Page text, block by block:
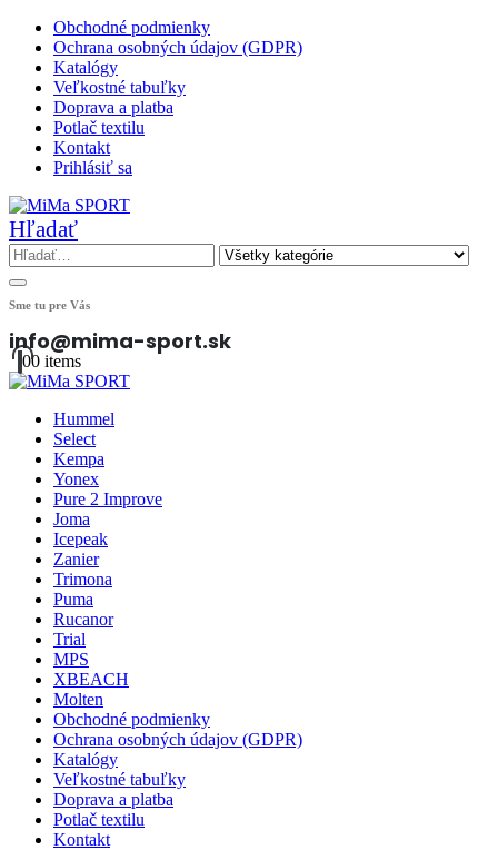
Obchodné podmienky
Ochrana osobných údajov (GDPR)
Katalógy
Veľkostné tabuľky
Doprava a platba
Potlač textilu
Kontakt
Prihlásiť sa
Hľadať
Sme tu pre Vás
info@mima-sport.sk
00 items
Hummel
Select
Kempa
Yonex
Pure 2 Improve
Joma
Icepeak
Zanier
Trimona
Puma
Rucanor
Trial
MPS
XBEACH
Molten
Obchodné podmienky
Ochrana osobných údajov (GDPR)
Katalógy
Veľkostné tabuľky
Doprava a platba
Potlač textilu
Kontakt